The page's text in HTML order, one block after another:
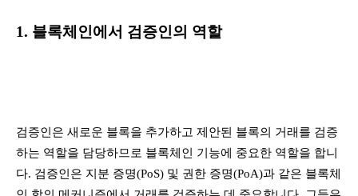
1. 블록체인에서 검증인의 역할
검증인은 새로운 블록을 추가하고 제안된 블록의 거래를 검증
하는 역할을 담당하므로 블록체인 기능에 중요한 역할을 합니
다. 검증인은 지분 증명(PoS) 및 권한 증명(PoA)과 같은 블록체